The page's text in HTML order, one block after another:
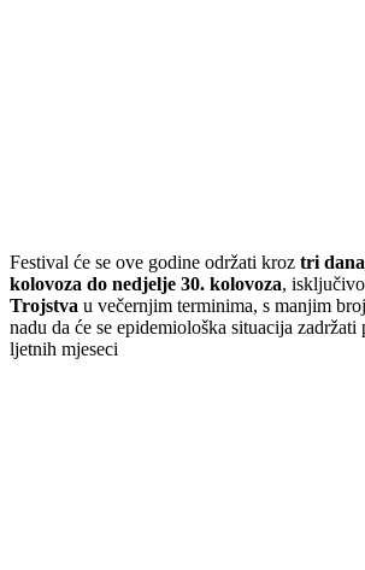
Festival će se ove godine održati kroz tri
kolovoza do nedjelje 30. kolovoza,
Trojstva u večernjim terminima, s manjim
nadu da će se epidemiološka situacija
ljetnih mjeseci